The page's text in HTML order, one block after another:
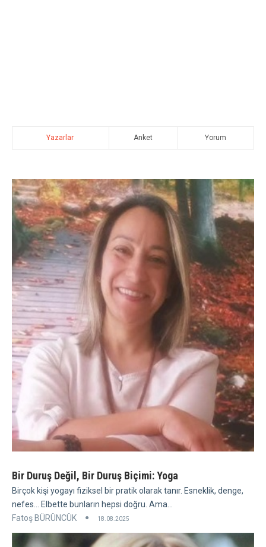
Yazarlar Anket Yorum
Bir Duruş Değil, Bir Duruş Biçimi: Yoga
Birçok kişi yogayı fiziksel bir pratik olarak tanır. Esneklik, denge,
nefes... Elbette bunların hepsi doğru. Ama...
Fatoş BÜRÜNCÜK
18.08.2025